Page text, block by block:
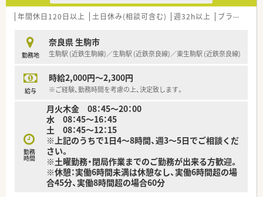
＜業務内容＞
に取り扱います。
■処方箋枚数は1日あたり平均40枚。
■調剤・投薬・監査等外来処方箋対応がメインです。
ご経験やご入職後の状況に応じてご対応いただく可能性がご
ざいます。
＜研修制度＞
■ご入職後は実務を通じて一連の業務を習得頂きます。
■15分単位で受講可能なe-ラーニングを導入しています。
■会社指定の研修・勉強会は勤務日扱いとなります。
■学会発表の為のサポートも内容についての研修、プレゼンにつ
いての研修と手厚いサポート体制もあります。
＜法人特徴＞
年間休日120日以上 土日休み(相談可含む) 週32h以上 ブランク可
勤務地
奈良県 生駒市
生駒駅 (近鉄生駒線)／生駒駅 (近鉄奈良線)／東生駒駅 (近鉄奈良線)
給与
時給2,000円～2,300円
※ご経験、勤務時間を考慮の上、決定致します。
勤務
時間
月火木金 08：45～20：00
水 08：45～16：45
土 08：45～12：15
※上記のうちで1日4～8時間、週3～5日でご相談くだ
さい。
※土曜勤務・閉局作業までのご勤務が出来る方歓迎。
※休憩：実働6時間未満は休憩なし、実働6時間超の場
合45分、実働8時間超の場合60分